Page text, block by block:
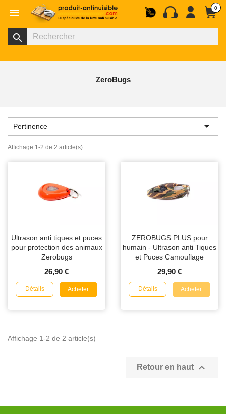
 0
search
ZeroBugs
Pertinence 
Affichage 1-2 de 2 article(s)
Ultrason anti tiques et puces
pour protection des animaux
Zerobugs
26,90 €
Détails Acheter
ZEROBUGS PLUS pour
humain - Ultrason anti Tiques
et Puces Camouflage
29,90 €
Détails Acheter
Affichage 1-2 de 2 article(s)
Retour en haut 